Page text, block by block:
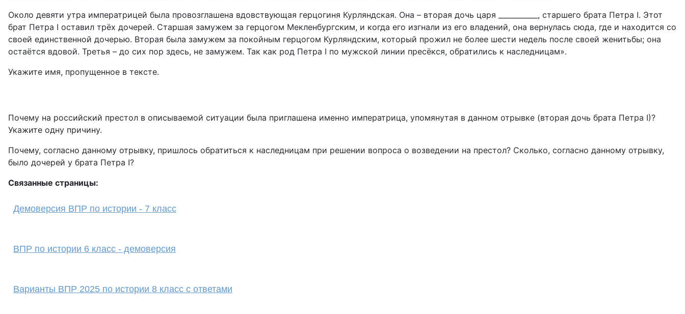
Около девяти утра императрицей была провозглашена вдовствующая герцогиня Курляндская. Она – вторая дочь царя ___________, старшего брата Петра I. Этот
брат Петра I оставил трёх дочерей. Старшая замужем за герцогом Мекленбургским, и когда его изгнали из его владений, она вернулась сюда, где и находится со
своей единственной дочерью. Вторая была замужем за покойным герцогом Курляндским, который прожил не более шести недель после своей женитьбы; она
остаётся вдовой. Третья – до сих пор здесь, не замужем. Так как род Петра I по мужской линии пресёкся, обратились к наследницам».
Укажите имя, пропущенное в тексте.
Почему на российский престол в описываемой ситуации была приглашена именно императрица, упомянутая в данном отрывке (вторая дочь брата Петра I)?
Укажите одну причину.
Почему, согласно данному отрывку, пришлось обратиться к наследницам при решении вопроса о возведении на престол? Сколько, согласно данному отрывку,
было дочерей у брата Петра I?
Связанные страницы:
Демоверсия ВПР по истории - 7 класс
ВПР по истории 6 класс - демоверсия
Варианты ВПР 2025 по истории 8 класс с ответами